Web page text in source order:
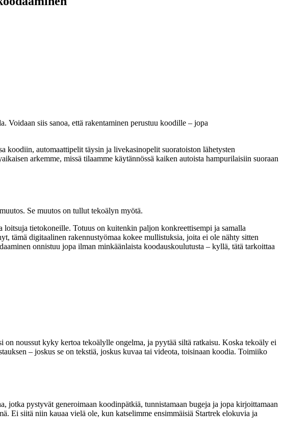
Voidaan siis sanoa, että rakentaminen perustuu koodille – jopa
koodiin, automaattipelit täysin ja livekasinopelit suoratoiston lähetysten
arkemme, missä tilaamme käytännössä kaiken autoista hampurilaisiin suoraan
Se muutos on tullut tekoälyn myötä.
tietokoneille. Totuus on kuitenkin paljon konkreettisempi ja samalla
tämä digitaalinen rakennustyömaa kokee mullistuksia, joita ei ole nähty sitten
onnistuu jopa ilman minkäänlaista koodauskoulutusta – kyllä, tätä tarkoittaa
noussut kyky kertoa tekoälylle ongelma, ja pyytää siltä ratkaisu. Koska tekoäly ei
– joskus se on tekstiä, joskus kuvaa tai videota, toisinaan koodia. Toimiiko
pystyvät generoimaan koodinpätkiä, tunnistamaan bugeja ja jopa kirjoittamaan
Ei siitä niin kauaa vielä ole, kun katselimme ensimmäisiä Startrek elokuvia ja